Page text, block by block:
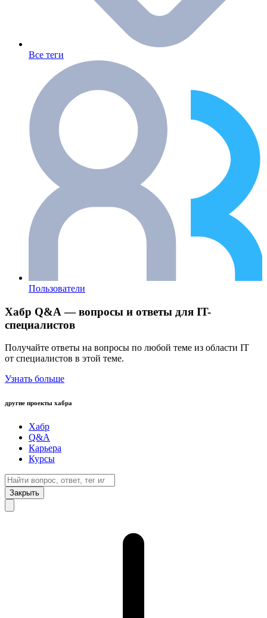
Все теги
Пользователи
Хабр Q&A — вопросы и ответы для IT-
специалистов
Получайте ответы на вопросы по любой теме из области IT
от специалистов в этой теме.
Узнать больше
другие проекты хабра
Хабр
Q&A
Карьера
Курсы
Закрыть